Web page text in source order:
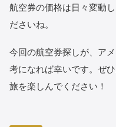
航空券の価格は日々変動
ださいね。
今回の航空券探しが、ア
考になれば幸いです。ぜ
旅を楽しんでください！